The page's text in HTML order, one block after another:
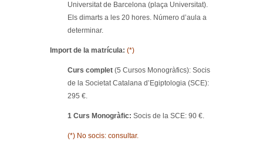
Universitat de Barcelona (plaça Universitat).
Els dimarts a les 20 hores. Número d’aula a
determinar.
Import de la matrícula: (*)
Curs complet (5 Cursos Monogràfics): Socis
de la Societat Catalana d’Egiptologia (SCE):
295 €.
1 Curs Monogràfic: Socis de la SCE: 90 €.
(*) No socis: consultar.